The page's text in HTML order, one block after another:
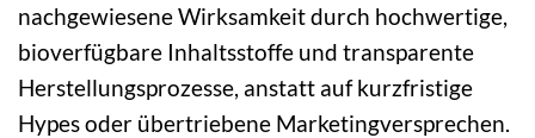
nachgewiesene Wirksamkeit durch hochwertige,
bioverfügbare Inhaltsstoffe und transparente
Herstellungsprozesse, anstatt auf kurzfristige
Hypes oder übertriebene Marketingversprechen.